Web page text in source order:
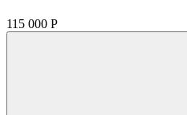
115 000 Р